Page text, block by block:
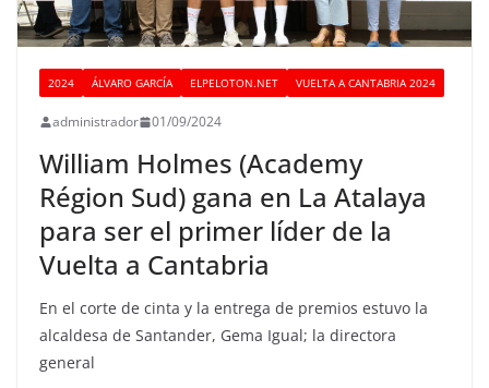
2024 ÁLVARO GARCÍA ELPELOTON.NET VUELTA A CANTABRIA 2024
administrador 01/09/2024
William Holmes (Academy
Région Sud) gana en La Atalaya
para ser el primer líder de la
Vuelta a Cantabria
En el corte de cinta y la entrega de premios estuvo la
alcaldesa de Santander, Gema Igual; la directora
general